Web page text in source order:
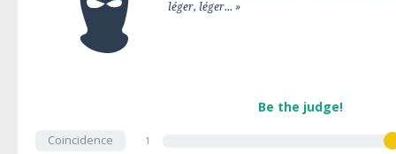
léger, léger... »
Be the judge!
Coincidence 1